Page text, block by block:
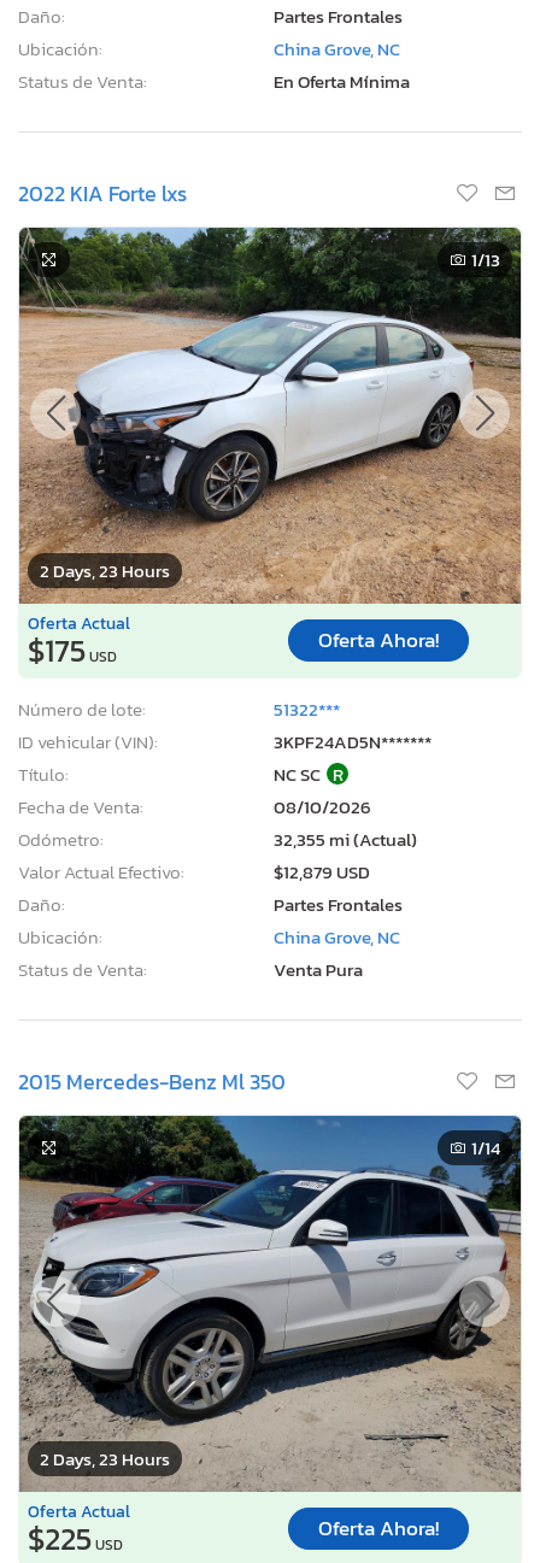
Daño:
Partes Frontales
Ubicación:
China Grove, NC
Status de Venta:
En Oferta Mínima
2022 KIA Forte lxs
2 Days, 23 Hours
1/13
Oferta Actual
$175USD
Oferta Ahora!
Número de lote:
51322***
ID vehicular (VIN):
3KPF24AD5N*******
Título:
NC SC R
Fecha de Venta:
08/10/2026
Odómetro:
32,355 mi (Actual)
Valor Actual Efectivo:
$12,879 USD
Daño:
Partes Frontales
Ubicación:
China Grove, NC
Status de Venta:
Venta Pura
2015 Mercedes-Benz Ml 350
2 Days, 23 Hours
1/14
Oferta Actual
$225USD
Oferta Ahora!